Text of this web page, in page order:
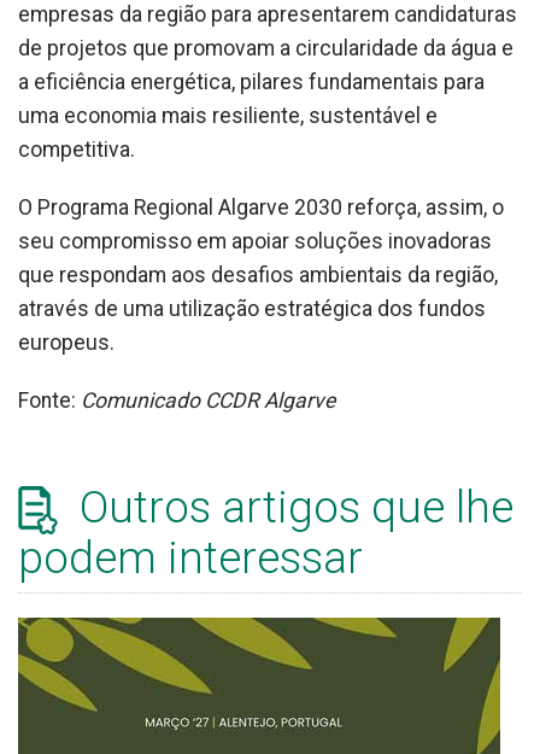
empresas da região para apresentarem candidaturas
de projetos que promovam a circularidade da água e
a eficiência energética, pilares fundamentais para
uma economia mais resiliente, sustentável e
competitiva.
O Programa Regional Algarve 2030 reforça, assim, o
seu compromisso em apoiar soluções inovadoras
que respondam aos desafios ambientais da região,
através de uma utilização estratégica dos fundos
europeus.
Fonte: Comunicado CCDR Algarve
Outros artigos que lhe
podem interessar